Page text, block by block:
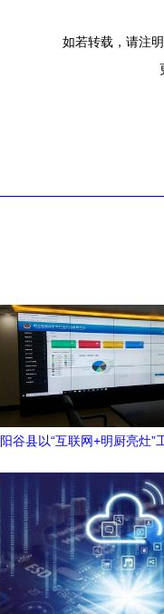
如若转载，请注
阳谷县以“互联网+明厨亮灶”